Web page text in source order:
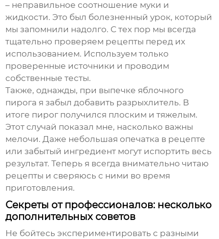
– неправильное соотношение муки и
жидкости. Это был болезненный урок, который
мы запомнили надолго. С тех пор мы всегда
тщательно проверяем рецепты перед их
использованием. Используем только
проверенные источники и проводим
собственные тесты.
Также, однажды, при выпечке яблочного
пирога я забыл добавить разрыхлитель. В
итоге пирог получился плоским и тяжелым.
Этот случай показал мне, насколько важны
мелочи. Даже небольшая опечатка в рецепте
или забытый ингредиент могут испортить весь
результат. Теперь я всегда внимательно читаю
рецепты и сверяюсь с ними во время
приготовления.
Секреты от профессионалов: несколько
дополнительных советов
Не бойтесь экспериментировать с разными